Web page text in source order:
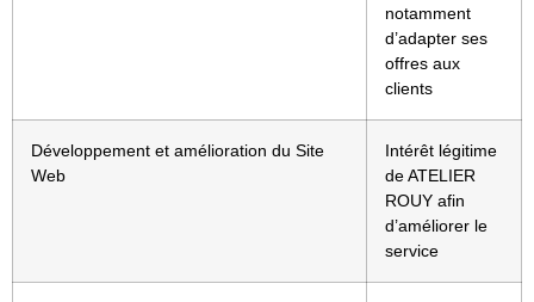
notamment
d’adapter ses
offres aux
clients
Développement et amélioration du Site
Web
Intérêt légitime
de ATELIER
ROUY afin
d’améliorer le
service